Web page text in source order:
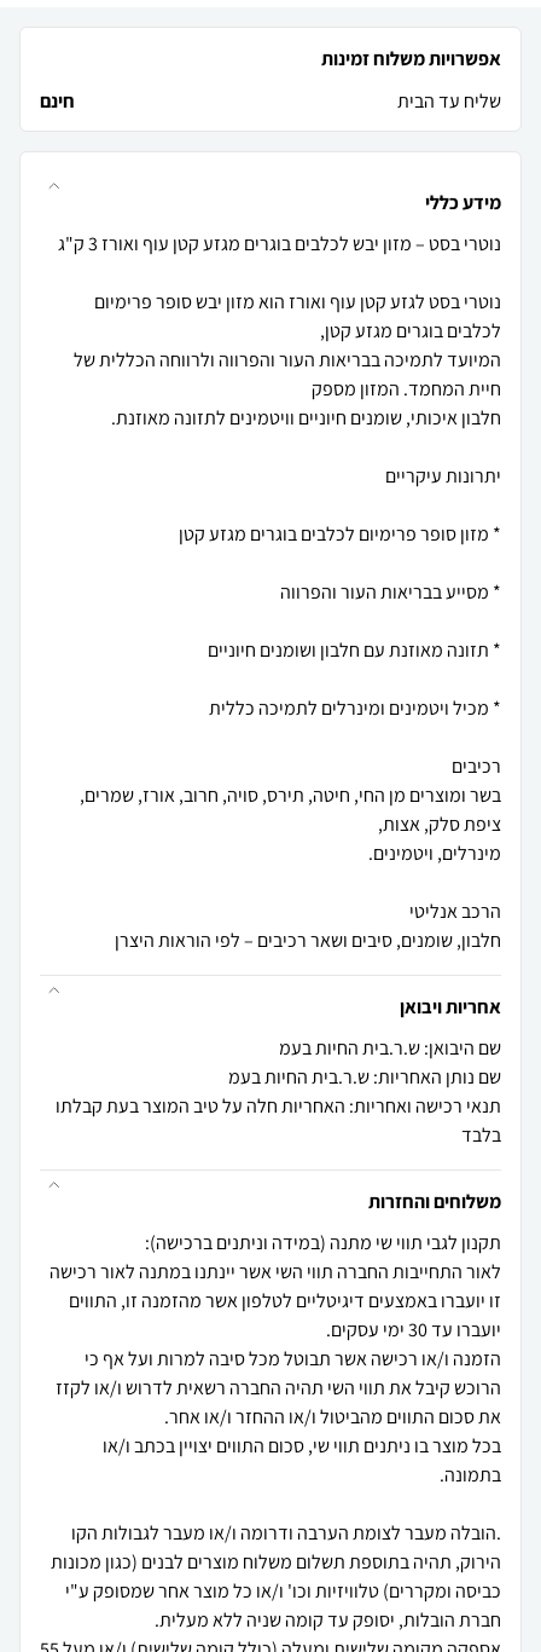
אפשרויות משלוח זמינות
שליח עד הבית
חינם
מידע כללי
נוטרי בסט לגזע קטן עוף ואורז הוא מזון יבש סופר פרימיום
המיועד לתמיכה בבריאות העור והפרווה ולרווחה הכללית של
בשר ומוצרים מן החי, חיטה, תירס, סויה, חרוב, אורז, שמרים,
חלבון, שומנים, סיבים ושאר רכיבים – לפי הוראות היצרן
אחריות ויבואן
שם היבואן: ש.ר.בית החיות בעמ
שם נותן האחריות: ש.ר.בית החיות בעמ
תנאי רכישה ואחריות: האחריות חלה על טיב המוצר בעת קבלתו
בלבד
משלוחים והחזרות
לאור התחייבות החברה תווי השי אשר יינתנו במתנה לאור רכישה
זו יועברו באמצעים דיגיטליים לטלפון אשר מהזמנה זו, התווים
הזמנה ו/או רכישה אשר תבוטל מכל סיבה למרות ועל אף כי
הרוכש קיבל את תווי השי תהיה החברה רשאית לדרוש ו/או לקזז
בכל מוצר בו ניתנים תווי שי, סכום התווים יצויין בכתב ו/או
.הובלה מעבר לצומת הערבה ודרומה ו/או מעבר לגבולות הקו
הירוק, תהיה בתוספת תשלום משלוח מוצרים לבנים (כגון מכונות
כביסה ומקררים) טלוויזיות וכו' ו/או כל מוצר אחר שמסופק ע"י